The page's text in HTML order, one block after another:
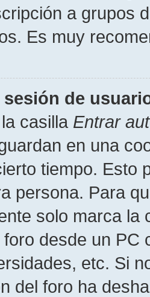
a grupos
Es muy
de
casilla Entrar
en una
tiempo. Esto
persona. Para
solo marca la
desde un PC
etc. Si
del foro ha